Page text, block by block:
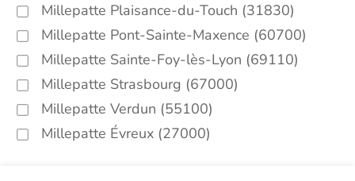
Millepatte Plaisance-du-Touch (31830)
Millepatte Pont-Sainte-Maxence (60700)
Millepatte Sainte-Foy-lès-Lyon (69110)
Millepatte Strasbourg (67000)
Millepatte Verdun (55100)
Millepatte Évreux (27000)